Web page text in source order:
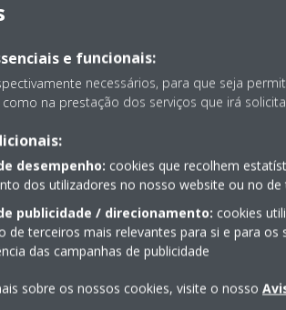
N.V. cumpre todas as normas de
como a qualidade unitária.
nossas fábricas no Japão, em 1993 a
clientes de que prestamos muita atenção
Também assegura que o sistema de
N.V. Foi auditada pela Lloyd Register Quality
os processos comerciais e requer que as
clientes.
o melhoramento contínuo e certificam-se de
e funcionais:
necessários, para que seja
na prestação dos serviços que irá
desempenho: cookies que recolhem
dos utilizadores no nosso website ou no de
publicidade / direcionamento: cookies
de terceiros mais relevantes para si e para os
das campanhas de publicidade
sobre os nossos cookies, visite o nosso